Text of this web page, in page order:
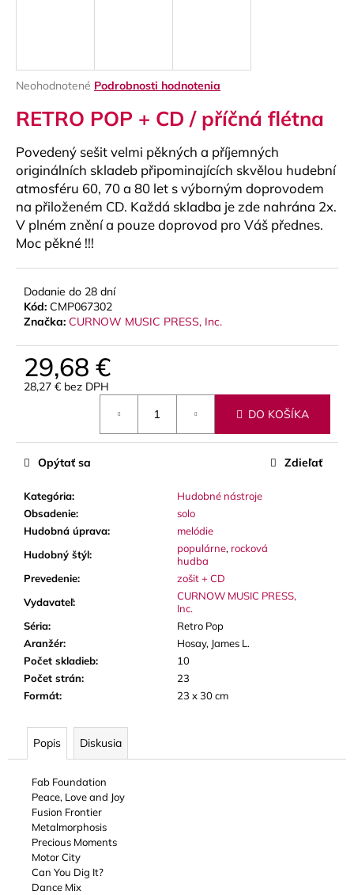
Priemerné
produktu
je
0,0
z
5
hviezdičiek.
Neohodnotené Podrobnosti hodnotenia
RETRO POP + CD / příčná flétna
Povedený sešit velmi pěkných a příjemných
originálních skladeb připominajících skvělou hudební
atmosféru 60, 70 a 80 let s výborným doprovodem
na přiloženém CD. Každá skladba je zde nahrána 2x.
V plném znění a pouze doprovod pro Váš přednes.
Moc pěkné !!!
Dodanie do 28 dní
Kód: CMP067302
Značka: CURNOW MUSIC PRESS, Inc.
29,68 €
28,27 € bez DPH
DO KOŠÍKA
Kategória:
Hudobné nástroje
Obsadenie:
solo
Hudobná úprava:
melódie
Hudobný štýl: populárne, rocková
hudba
Prevedenie:
zošit + CD
Vydavateľ:
CURNOW MUSIC PRESS,
Inc.
Séria:
Retro Pop
Aranžér:
Hosay, James L.
Počet skladieb:
10
Počet strán:
23
Formát: 23 x 30 cm
Opýtať sa Zdieľať
Popis Diskusia
Fab Foundation
Peace, Love and Joy
Fusion Frontier
Metalmorphosis
Precious Moments
Motor City
Can You Dig It?
Dance Mix
ť
HĽADAŤ
O
d
p
o
ú
m
GEWA
MUSIC
(PUZDRO)
PREMIUM,
TRÚBKY
128